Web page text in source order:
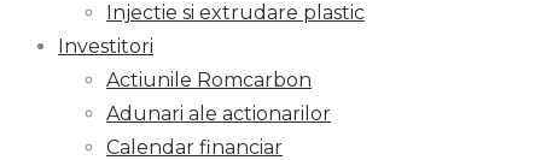
Injectie si extrudare plastic
Investitori
Actiunile Romcarbon
Adunari ale actionarilor
Calendar financiar